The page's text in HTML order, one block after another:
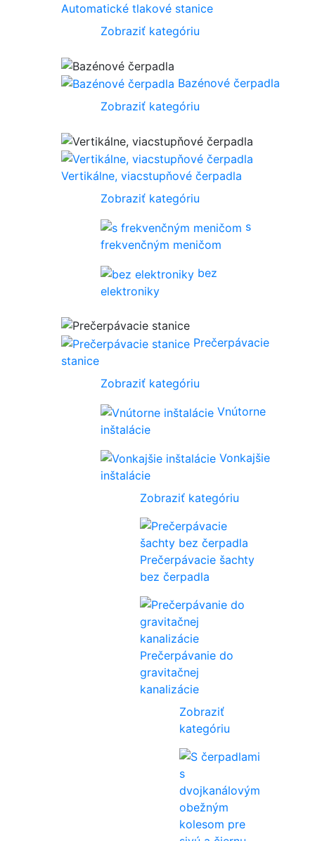
Automatické tlakové stanice
Zobraziť kategóriu
Bazénové čerpadla
Zobraziť kategóriu
Vertikálne, viacstupňové čerpadla
Zobraziť kategóriu
s
frekvenčným meničom
bez
elektroniky
Prečerpávacie
stanice
Zobraziť kategóriu
Vnútorne
inštalácie
Vonkajšie
inštalácie
Zobraziť kategóriu
Prečerpávacie šachty
bez čerpadla
Prečerpávanie do
gravitačnej
kanalizácie
Zobraziť
kategóriu